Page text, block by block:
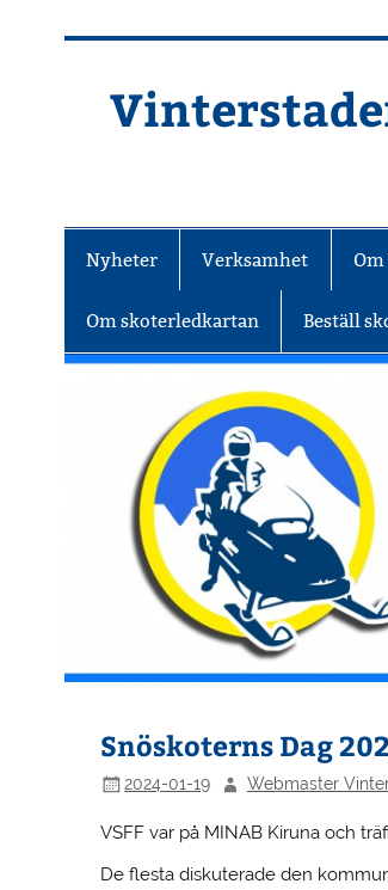
Nyheter Verksamhet Om
Om skoterledkartan Beställ
Snöskoterns Dag
2024-01-19 Webmaster
VSFF var på MINAB Kiruna och
De flesta diskuterade den